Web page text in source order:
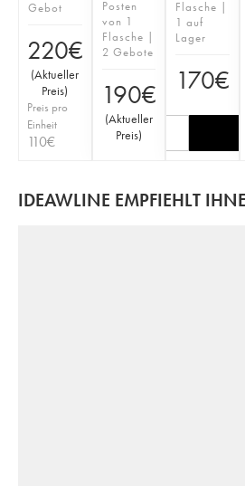
Gebot
220€
(Aktueller
Preis)
Preis pro
Einheit
110€
Posten
von 1
Flasche |
2 Gebote
190€
(Aktueller
Preis)
Flasche |
1 auf
Lager
170€
IDEAWLINE EMPFIEHLT